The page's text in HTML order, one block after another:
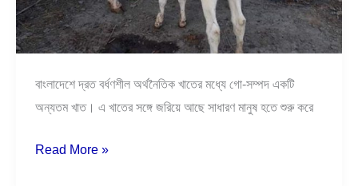
বাংলাদেশে দ্রত বর্ধণশীল অর্থনৈতিক খাতের মধ্যে গো-সম্পদ একটি
অন্যতম খাত। এ খাতের সঙ্গে জরিয়ে আছে সাধারণ মানুষ হতে শুরু করে
Read More »